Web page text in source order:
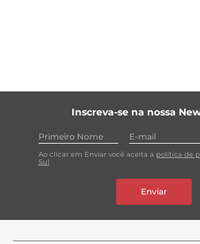
Inscreva-se na nossa
Ao clicar em Enviar você aceita a política de
Sul
Enviar